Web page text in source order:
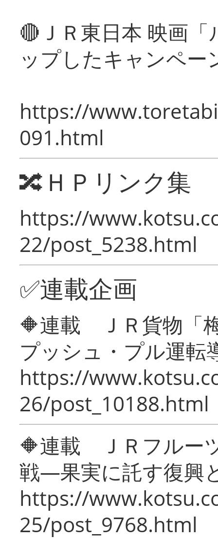
🔴ＪＲ東日本 映画
ップしたキャンペー
https://
091.html
🔀ＨＰリンク集
https://
22/post_5238.html
✅連載企画
🔶連載 ＪＲ貨物「
プッシュ・プル運転
https://
26/post_10188.html
🔶連載 ＪＲフルー
戦―果実に託す復興
https://
25/post_9768.html